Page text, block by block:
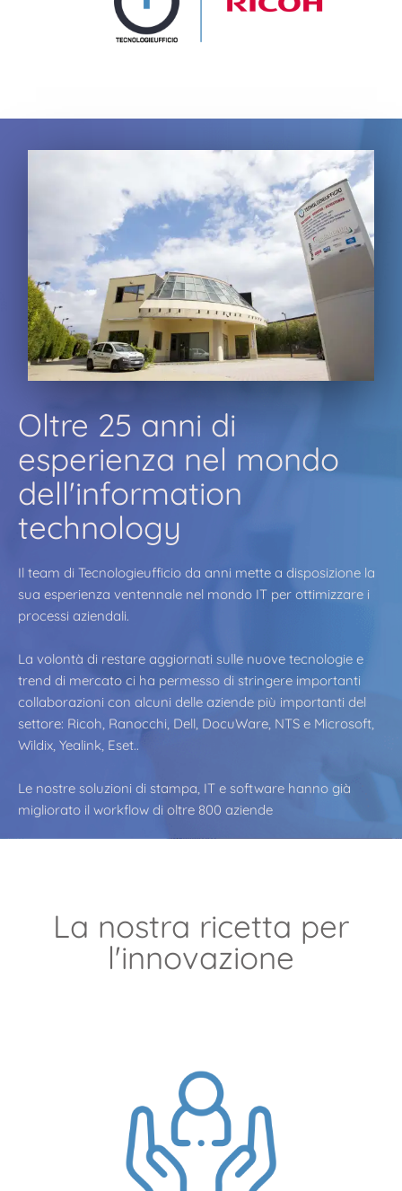
Oltre 25 anni di
esperienza nel mondo
dell'information
technology
Il team di Tecnologieufficio da anni mette a disposizione la
sua esperienza ventennale nel mondo IT per ottimizzare i
processi aziendali.
La volontà di restare aggiornati sulle nuove tecnologie e
trend di mercato ci ha permesso di stringere importanti
collaborazioni con alcuni delle aziende più importanti del
settore: Ricoh, Ranocchi, Dell, DocuWare, NTS e Microsoft,
Wildix, Yealink, Eset..
Le nostre soluzioni di stampa, IT e software hanno già
migliorato il workflow di oltre 800 aziende
La nostra ricetta per
l'innovazione